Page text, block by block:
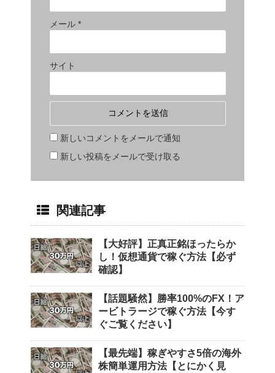
メール *
サイト
新しいコメントをメールで通知
新しい投稿をメールで受け取る
関連記事
【大好評】正真正銘ほったらか
し！仮想通貨で稼ぐ方法【必ず
確認】
【話題騒然】勝率100%のFX！ア
ービトラージで稼ぐ方法【今す
ぐご覧ください】
【最先端】稼ぎやすさ5倍の海外
株簡単運用方法【とにかく見